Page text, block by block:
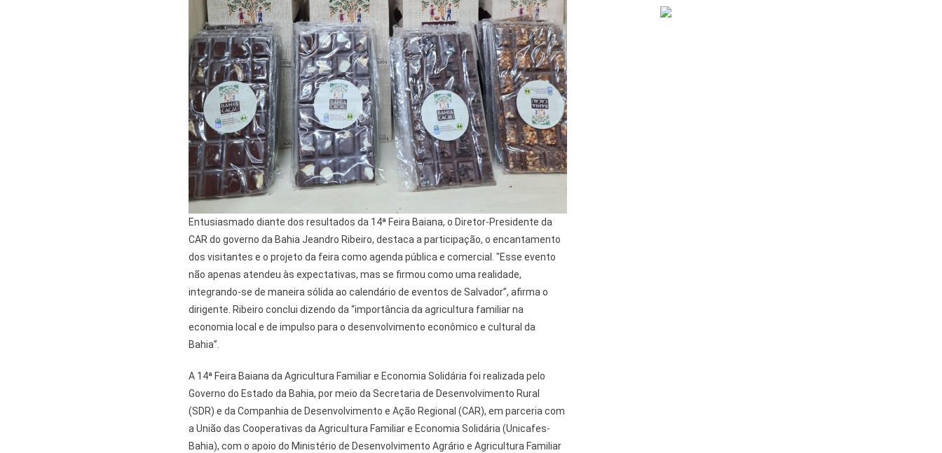
Entusiasmado diante dos resultados da 14ª Feira Baiana, o Diretor-Presidente da
CAR do governo da Bahia Jeandro Ribeiro, destaca a participação, o encantamento
dos visitantes e o projeto da feira como agenda pública e comercial. "Esse evento
não apenas atendeu às expectativas, mas se firmou como uma realidade,
integrando-se de maneira sólida ao calendário de eventos de Salvador”, afirma o
dirigente. Ribeiro conclui dizendo da “importância da agricultura familiar na
economia local e de impulso para o desenvolvimento econômico e cultural da
Bahia”.
A 14ª Feira Baiana da Agricultura Familiar e Economia Solidária foi realizada pelo
Governo do Estado da Bahia, por meio da Secretaria de Desenvolvimento Rural
(SDR) e da Companhia de Desenvolvimento e Ação Regional (CAR), em parceria com
a União das Cooperativas da Agricultura Familiar e Economia Solidária (Unicafes-
Bahia), com o apoio do Ministério de Desenvolvimento Agrário e Agricultura Familiar